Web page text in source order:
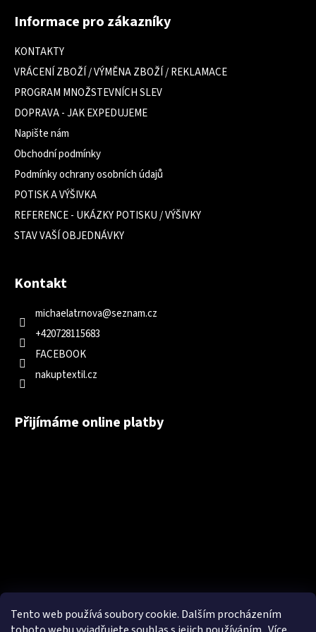
Tento web používá soubory cookie. Dalším procházením
Informace pro zákazníky
KONTAKTY
VRÁCENÍ ZBOŽÍ / VÝMĚNA ZBOŽÍ / REKLAMACE
PROGRAM MNOŽSTEVNÍCH SLEV
DOPRAVA - JAK EXPEDUJEME
Napište nám
Obchodní podmínky
Podmínky ochrany osobních údajů
POTISK A VÝŠIVKA
REFERENCE - UKÁZKY POTISKU / VÝŠIVKY
STAV VAŠÍ OBJEDNÁVKY
Kontakt
michaelatrnova@seznam.cz
+420728115683
FACEBOOK
nakuptextil.cz
Přijímáme online platby